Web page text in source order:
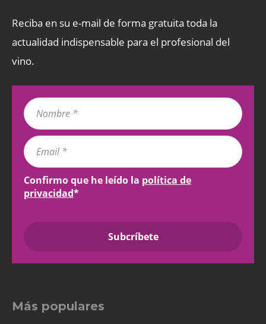
Reciba en su e-mail de forma gratuita toda la
actualidad indispensable para el profesional del
vino.
Confirmo que he leído la política de
privacidad*
Más populares